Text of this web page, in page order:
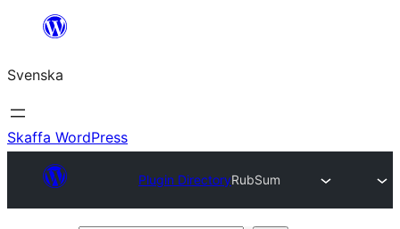
Hoppa
innehåll
Svenska
Skaffa WordPress
Plugin DirectoryRubSum